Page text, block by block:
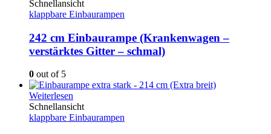
gewählt
werden
Schnellansicht
klappbare Einbaurampen
242 cm Einbaurampe (Krankenwagen –
verstärktes Gitter – schmal)
0 out of 5
Weiterlesen
Schnellansicht
klappbare Einbaurampen